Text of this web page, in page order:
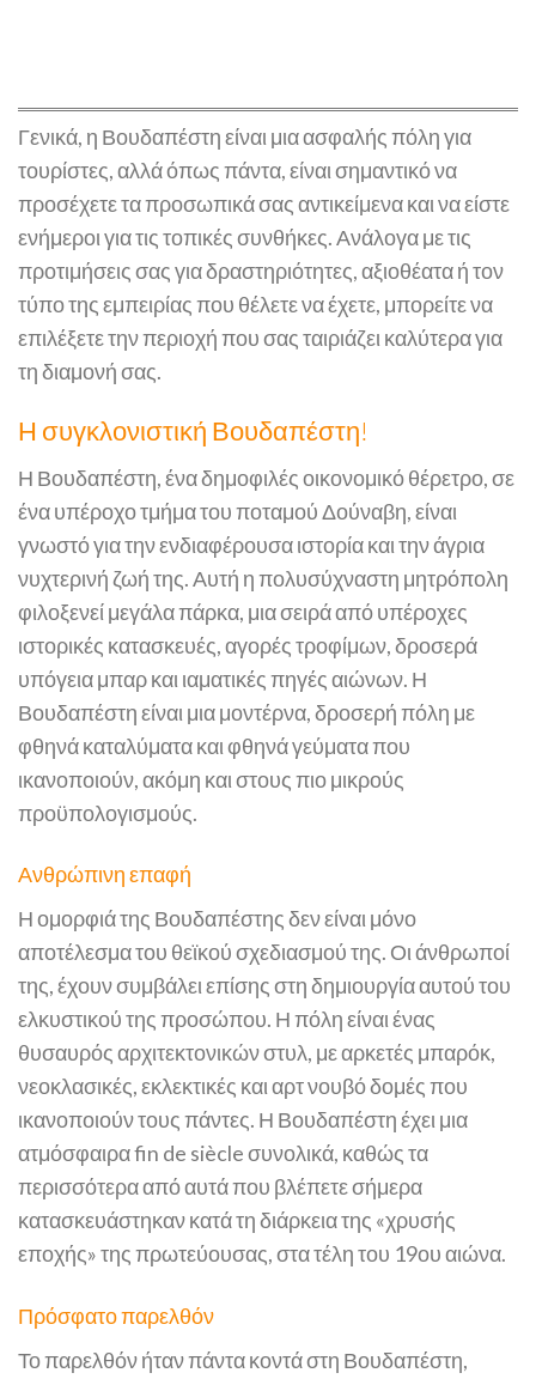
Γενικά, η Βουδαπέστη είναι μια ασφαλής πόλη για
τουρίστες, αλλά όπως πάντα, είναι σημαντικό να
προσέχετε τα προσωπικά σας αντικείμενα και να είστε
ενήμεροι για τις τοπικές συνθήκες. Ανάλογα με τις
προτιμήσεις σας για δραστηριότητες, αξιοθέατα ή τον
τύπο της εμπειρίας που θέλετε να έχετε, μπορείτε να
επιλέξετε την περιοχή που σας ταιριάζει καλύτερα για
τη διαμονή σας.
Η συγκλονιστική Βουδαπέστη!
Η Βουδαπέστη, ένα δημοφιλές οικονομικό θέρετρο, σε
ένα υπέροχο τμήμα του ποταμού Δούναβη, είναι
γνωστό για την ενδιαφέρουσα ιστορία και την άγρια
νυχτερινή ζωή της. Αυτή η πολυσύχναστη μητρόπολη
φιλοξενεί μεγάλα πάρκα, μια σειρά από υπέροχες
ιστορικές κατασκευές, αγορές τροφίμων, δροσερά
υπόγεια μπαρ και ιαματικές πηγές αιώνων. Η
Βουδαπέστη είναι μια μοντέρνα, δροσερή πόλη με
φθηνά καταλύματα και φθηνά γεύματα που
ικανοποιούν, ακόμη και στους πιο μικρούς
προϋπολογισμούς.
Ανθρώπινη επαφή
Η ομορφιά της Βουδαπέστης δεν είναι μόνο
αποτέλεσμα του θεϊκού σχεδιασμού της. Οι άνθρωποί
της, έχουν συμβάλει επίσης στη δημιουργία αυτού του
ελκυστικού της προσώπου. Η πόλη είναι ένας
θυσαυρός αρχιτεκτονικών στυλ, με αρκετές μπαρόκ,
νεοκλασικές, εκλεκτικές και αρτ νουβό δομές που
ικανοποιούν τους πάντες. Η Βουδαπέστη έχει μια
ατμόσφαιρα fin de siècle συνολικά, καθώς τα
περισσότερα από αυτά που βλέπετε σήμερα
κατασκευάστηκαν κατά τη διάρκεια της «χρυσής
εποχής» της πρωτεύουσας, στα τέλη του 19ου αιώνα.
Πρόσφατο παρελθόν
Το παρελθόν ήταν πάντα κοντά στη Βουδαπέστη,